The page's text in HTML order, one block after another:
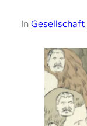
In Gesellschaft